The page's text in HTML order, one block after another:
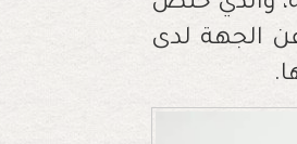
الجهة لدى